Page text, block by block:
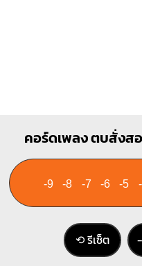
คอร์ดเพลง ตบสั่งส
-9 -8 -7 -6 -5
⟲ รีเซ็ต